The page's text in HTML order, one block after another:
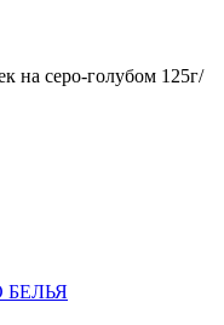
на серо-голубом 125г/